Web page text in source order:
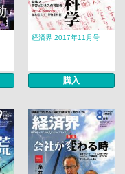
経済界 2017年11月号
購入